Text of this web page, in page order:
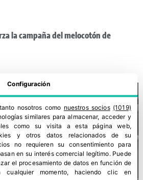
la campaña del melocotón de
Configuración
nosotros como nuestros socios (1019)
similares para almacenar, acceder y
como su visita a esta página web,
y otros datos relacionados de su
no requieren su consentimiento para
en su interés comercial legítimo. Puede
el procesamiento de datos en función de
momento, haciendo clic en